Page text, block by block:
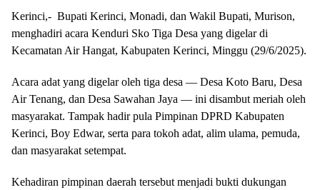
Kerinci,- Bupati Kerinci, Monadi, dan Wakil Bupati, Murison,
menghadiri acara Kenduri Sko Tiga Desa yang digelar di
Kecamatan Air Hangat, Kabupaten Kerinci, Minggu (29/6/2025).
Acara adat yang digelar oleh tiga desa — Desa Koto Baru, Desa
Air Tenang, dan Desa Sawahan Jaya — ini disambut meriah oleh
masyarakat. Tampak hadir pula Pimpinan DPRD Kabupaten
Kerinci, Boy Edwar, serta para tokoh adat, alim ulama, pemuda,
dan masyarakat setempat.
Kehadiran pimpinan daerah tersebut menjadi bukti dukungan